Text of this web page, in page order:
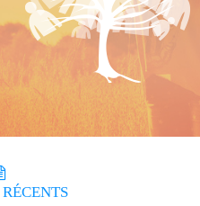
RÉCENTS